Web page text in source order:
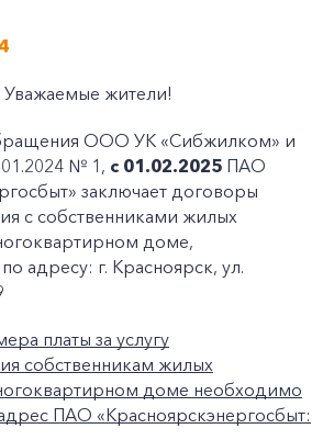
Уважаемые жители!
ООО УК «Сибжилком» и
№ 1, с 01.02.2025 ПАО
заключает договоры
с собственниками жилых
доме,
адресу: г. Красноярск, ул.
платы за услугу
собственникам жилых
доме необходимо
ПАО «Красноярскэнергосбыт: